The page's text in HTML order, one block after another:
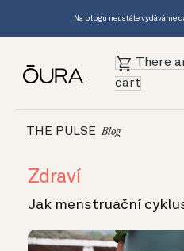
Na blogu neustále vydáváme
There
cart
THE PULSE Blog
Zdraví
Jak menstruační